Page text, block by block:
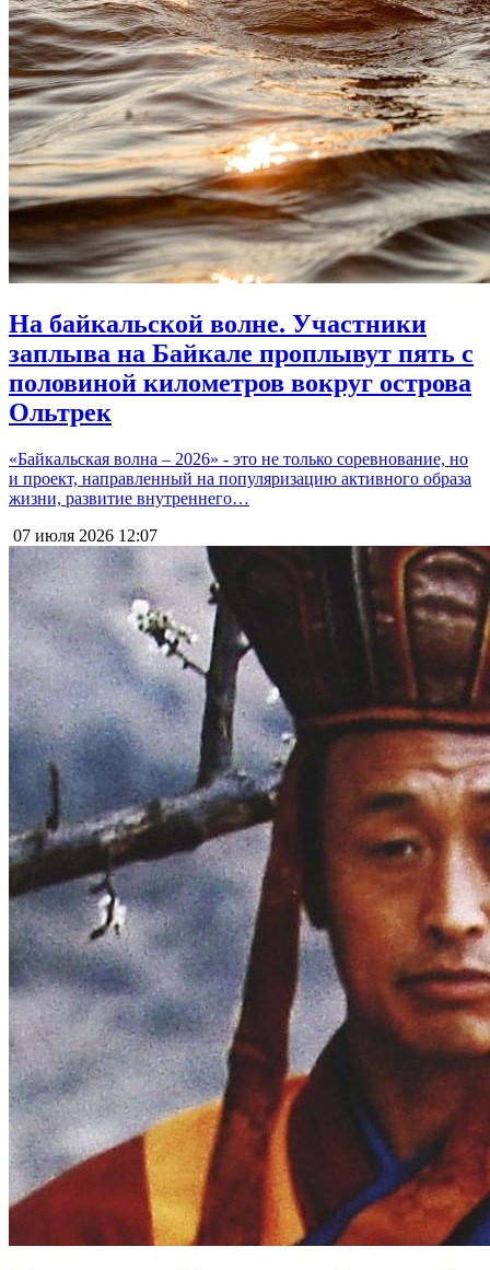
На байкальской волне. Участники
заплыва на Байкале проплывут пять с
половиной километров вокруг острова
Ольтрек
«Байкальская волна – 2026» - это не только соревнование, но
и проект, направленный на популяризацию активного образа
жизни, развитие внутреннего…
07 июля 2026 12:07